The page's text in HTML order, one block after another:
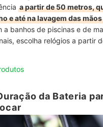
a partir de 50 metros,
e até na lavagem das mãos
a banhos de piscinas e de
escolha relógios a partir
da Bateria